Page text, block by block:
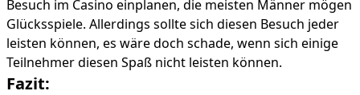
Besuch im Casino einplanen, die meisten Männer mögen
Glücksspiele. Allerdings sollte sich diesen Besuch jeder
leisten können, es wäre doch schade, wenn sich einige
Teilnehmer diesen Spaß nicht leisten können.
Fazit: